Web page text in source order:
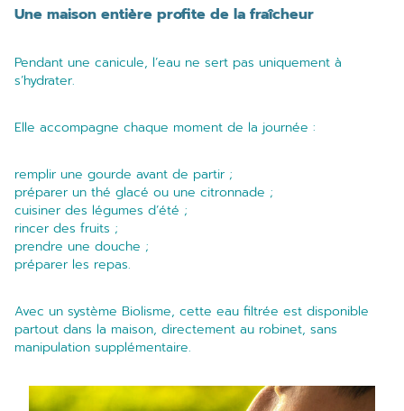
Une maison entière profite de la fraîcheur
Pendant une canicule, l’eau ne sert pas uniquement à
s’hydrater.
Elle accompagne chaque moment de la journée :
remplir une gourde avant de partir ;
préparer un thé glacé ou une citronnade ;
cuisiner des légumes d’été ;
rincer des fruits ;
prendre une douche ;
préparer les repas.
Avec un système Biolisme, cette eau filtrée est disponible
partout dans la maison, directement au robinet, sans
manipulation supplémentaire.